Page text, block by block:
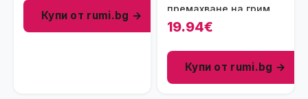
Купи от rumi.bg →
премахване на грим и
дълбоко почистванe +
19.94€
Купи от rumi.bg →